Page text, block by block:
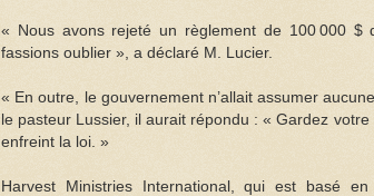
« Nous avons rejeté un règlement de 100 000 $
fassions oublier », a déclaré M. Lucier.
« En outre, le gouvernement n’allait assumer
le pasteur Lussier, il aurait répondu : « Gardez
enfreint la loi. »
Harvest Ministries International, qui est basé